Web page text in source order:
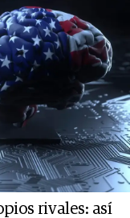
rivales: así